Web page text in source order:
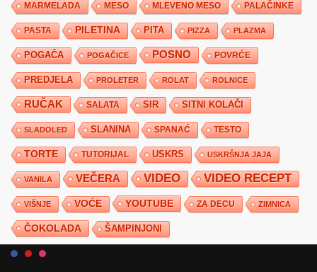
MARMELADA MESO MLEVENO MESO PALAČINKE
PASTA PILETINA PITA PIZZA PLAZMA
POGAČA POGAČICE POSNO POVRĆE
PREDJELA PROLETER ROLAT ROLNICE
RUČAK SALATA SIR SITNI KOLAČI
SLADOLED SLANINA SPANAĆ TESTO
TORTE TUTORIJAL USKRS USKRŠNJA JAJA
VANILA VEČERA VIDEO VIDEO RECEPT
VIŠNJE VOĆE YOUTUBE ZA DECU ZIMNICA
ČOKOLADA ŠAMPINJONI